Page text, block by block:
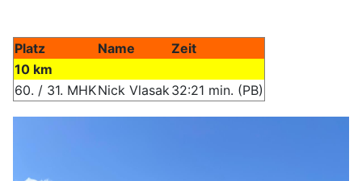
Platz Name
Zeit
10 km
60. / 31. MHKNick Vlasak32:21 min. (PB)